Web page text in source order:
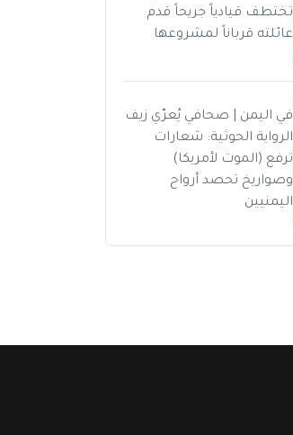
تختطف قيادياً جريحاً قدم
عائلته قرباناً لمشروعها
في اليمن | صحافي يُعرّي زيف
الرواية الحوثية: شعارات
ترفع (الموت لأمريكا)
وصواريخ تحصد أرواح
اليمنيين